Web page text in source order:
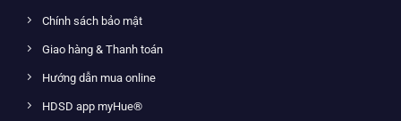
Chính sách bảo mật
Giao hàng & Thanh toán
Hướng dẫn mua online
HDSD app myHue®